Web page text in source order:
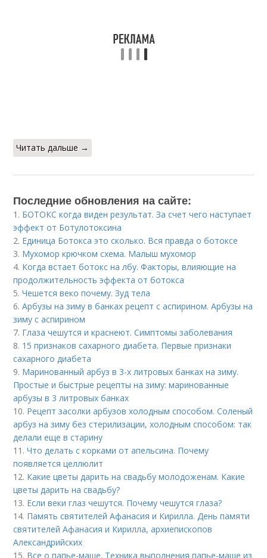
Читать дальше →
Последние обновления на сайте:
1. БОТОКС когда виден результат. За счет чего наступает
эффект от Ботулотоксина
2. Единица Ботокса это сколько. Вся правда о ботоксе
3. Мухомор крючком схема. Малыш мухомор
4. Когда встает ботокс на лбу. Факторы, влияющие на
продолжительность эффекта от ботокса
5.Чешется веко почему. Зуд тела
6.Арбузы на зиму в банках рецепт с аспирином. Арбузы на
зиму с аспирином
7. Глаза чешутся и краснеют. Симптомы заболевания
8. 15 признаков сахарного диабета. Первые признаки
сахарного диабета
9. Маринованный арбуз в 3-х литровых банках на зиму.
Простые и быстрые рецепты на зиму: маринованные
арбузы в 3 литровых банках
10. Рецепт засолки арбузов холодным способом. Соленый
арбуз на зиму без стерилизации, холодным способом: так
делали еще в старину
11.Что делать с корками от апельсина. Почему
появляется целлюлит
12. Какие цветы дарить на свадьбу молодоженам. Какие
цветы дарить на свадьбу?
13. Если веки глаз чешутся. Почему чешутся глаза?
14. Память святителей Афанасия и Кирилла. День памяти
святителей Афанасия и Кирилла, архиепископов
Александрийских
15. Все о папье-маше. Техника выполнения папье-маше из